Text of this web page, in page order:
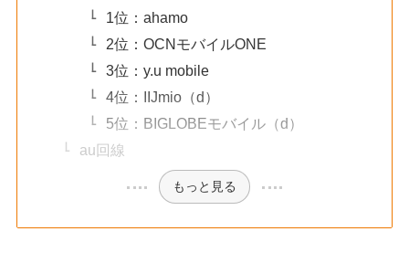
1位：ahamo
2位：OCNモバイルONE
3位：y.u mobile
4位：IIJmio（d）
5位：BIGLOBEモバイル（d）
au回線
もっと見る